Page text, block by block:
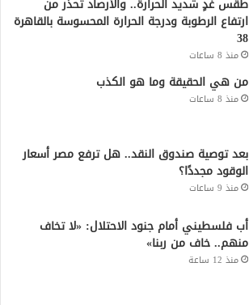
طقس غدٍ شديد الحرارة.. والأرصاد تحذر من
ارتفاع الرطوبة ودرجة الحرارة المحسوسة بالقاهرة
38
منذ 8 ساعات
من هي الحقيقة وما هو الكذب
منذ 8 ساعات
بعد توصية صندوق النقد.. هل ترفع مصر أسعار
الوقود مجددًا؟
منذ 9 ساعات
أب فلسطيني أمام جنود الاحتلال: «لا تخاف
منهم.. خاف من ربنا»
منذ 12 ساعة